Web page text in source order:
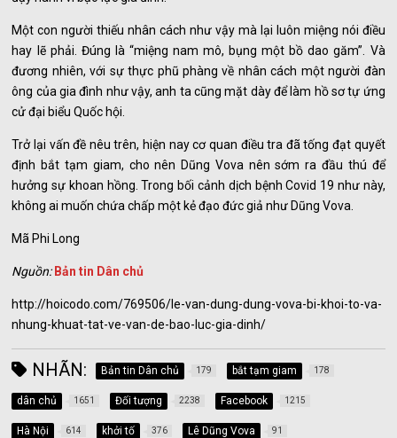
Một con người thiếu nhân cách như vậy mà lại luôn miệng nói điều
hay lẽ phải. Đúng là “miệng nam mô, bụng một bồ dao găm”. Và
đương nhiên, với sự thực phũ phàng về nhân cách một người đàn
ông của gia đình như vậy, anh ta cũng mặt dày để làm hồ sơ tự ứng
cử đại biểu Quốc hội.
Trở lại vấn đề nêu trên, hiện nay cơ quan điều tra đã tống đạt quyết
định bắt tạm giam, cho nên Dũng Vova nên sớm ra đầu thú để
hưởng sự khoan hồng. Trong bối cảnh dịch bệnh Covid 19 như này,
không ai muốn chứa chấp một kẻ đạo đức giả như Dũng Vova.
Mã Phi Long
Nguồn: Bản tin Dân chủ
http://hoicodo.com/769506/le-van-dung-dung-vova-bi-khoi-to-va-
nhung-khuat-tat-ve-van-de-bao-luc-gia-dinh/
NHÃN: Bản tin Dân chủ 179 bắt tạm giam 178
dân chủ 1651 Đối tượng 2238 Facebook 1215
Hà Nội 614 khởi tố 376 Lê Dũng Vova 91